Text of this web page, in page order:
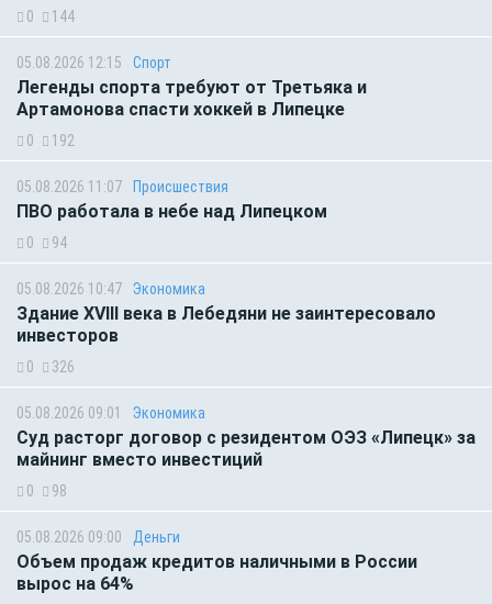
0 144
05.08.2026 12:15 Спорт
Легенды спорта требуют от Третьяка и
Артамонова спасти хоккей в Липецке
0 192
05.08.2026 11:07 Происшествия
ПВО работала в небе над Липецком
0 94
05.08.2026 10:47 Экономика
Здание XVIII века в Лебедяни не заинтересовало
инвесторов
0 326
05.08.2026 09:01 Экономика
Суд расторг договор с резидентом ОЭЗ «Липецк» за
майнинг вместо инвестиций
0 98
05.08.2026 09:00 Деньги
Объем продаж кредитов наличными в России
вырос на 64%